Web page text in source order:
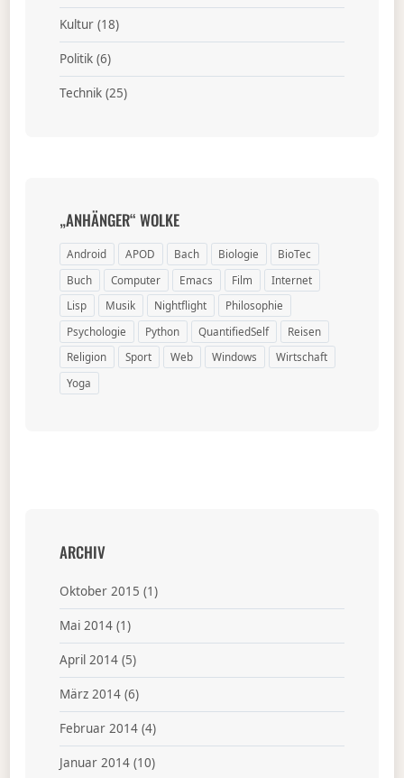
Kultur(18)
Politik(6)
Technik(25)
„ANHÄNGER“ WOLKE
Android APOD Bach Biologie
BioTec
Buch
Computer Emacs Film
Internet
Lisp
Musik Nightflight
Philosophie
Psychologie
Python QuantifiedSelf
Reisen
Religion
Sport Web Windows
Wirtschaft
Yoga
ARCHIV
Oktober 2015 (1)
Mai 2014(1)
April 2014(5)
März 2014(6)
Februar 2014(4)
Januar 2014(10)